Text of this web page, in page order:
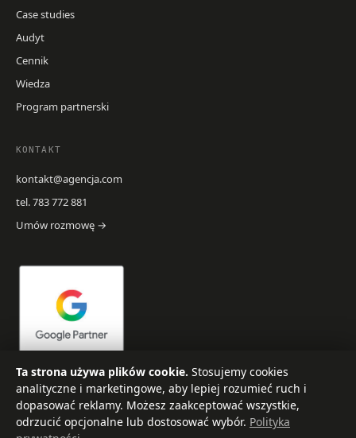
Case studies
Audyt
Cennik
Wiedza
Program partnerski
KONTAKT
kontakt@agencja.com
tel. 783 772 881
Umów rozmowę →
Ta strona używa plików cookie. Stosujemy cookies
analityczne i marketingowe, aby lepiej rozumieć ruch i
dopasować reklamy. Możesz zaakceptować wszystkie,
odrzucić opcjonalne lub dostosować wybór. Polityka